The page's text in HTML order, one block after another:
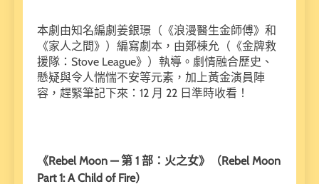
本劇由知名編劇姜銀璟（《浪漫醫生金師傅》和
《家人之間》）編寫劇本，由鄭棟允（《金牌救
援隊：Stove League》）執導。劇情融合歷史、
懸疑與令人惴惴不安等元素，加上黃金演員陣
容，趕緊筆記下來：12 月 22 日準時收看！
《Rebel Moon — 第 1 部：火之女》（Rebel Moon
Part 1: A Child of Fire）